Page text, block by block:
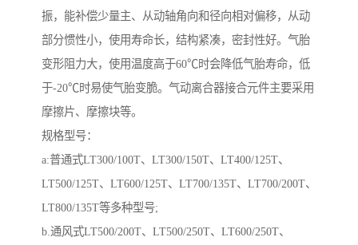
振，能补偿少量主、从动轴角向和径向相对偏移，从动
部分惯性小，使用寿命长，结构紧凑，密封性好。气胎
变形阻力大，使用温度高于60℃时会降低气胎寿命，低
于-20℃时易使气胎变脆。气动离合器接合元件主要采用
摩擦片、摩擦块等。
规格型号：
a:普通式LT300/100T、LT300/150T、LT400/125T、
LT500/125T、LT600/125T、LT700/135T、LT700/200T、
LT800/135T等多种型号;
b.通风式LT500/200T、LT500/250T、LT600/250T、